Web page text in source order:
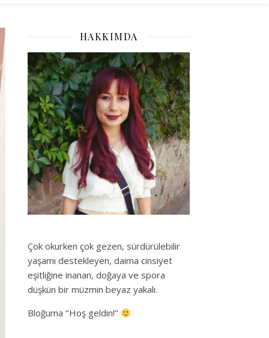
HAKKIMDA
Çok okurken çok gezen, sürdürülebilir
yaşamı destekleyen, daima cinsiyet
eşitliğine inanan, doğaya ve spora
düşkün bir müzmin beyaz yakalı.
Bloğuma ‘’Hoş geldin!’’